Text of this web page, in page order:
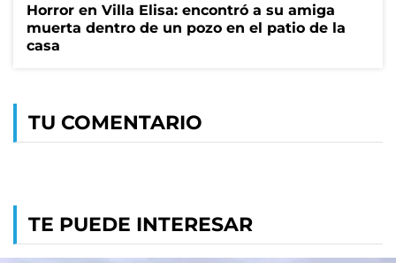
Horror en Villa Elisa: encontró a su amiga
muerta dentro de un pozo en el patio de la
casa
TU COMENTARIO
TE PUEDE INTERESAR